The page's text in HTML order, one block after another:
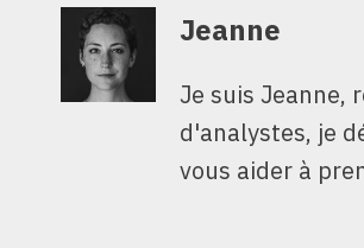
Jeanne
Je suis Jeanne,
d'analystes, je
vous aider à